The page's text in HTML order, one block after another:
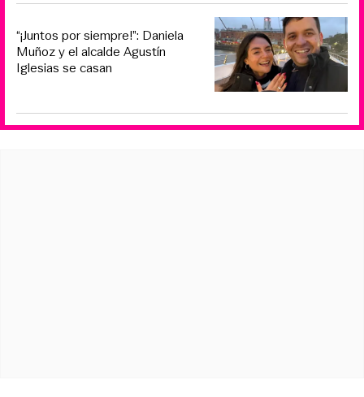
“¡Juntos por siempre!”: Daniela
Muñoz y el alcalde Agustín
Iglesias se casan